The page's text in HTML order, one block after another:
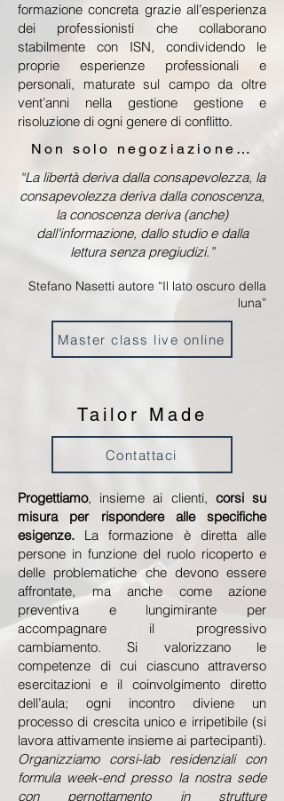
formazione concreta grazie all’esperienza
dei professionisti che collaborano
stabilmente con ISN, condividendo le
proprie esperienze professionali e
personali, maturate sul campo da oltre
vent’anni nella gestione gestione e
risoluzione di ogni genere di conflitto.
Non solo negoziazione…
“La libertà deriva dalla consapevolezza, la
consapevolezza deriva dalla conoscenza,
la conoscenza deriva (anche)
dall'informazione, dallo studio e dalla
lettura senza pregiudizi.”
Stefano Nasetti autore “Il lato oscuro della
luna”
Master class live online
Tailor Made
Contattaci
Progettiamo, insieme ai clienti, corsi su
misura per rispondere alle specifiche
esigenze. La formazione è diretta alle
persone in funzione del ruolo ricoperto e
delle problematiche che devono essere
affrontate, ma anche come azione
preventiva e lungimirante per
accompagnare il progressivo
cambiamento. Si valorizzano le
competenze di cui ciascuno attraverso
esercitazioni e il coinvolgimento diretto
dell’aula; ogni incontro diviene un
processo di crescita unico e irripetibile (si
lavora attivamente insieme ai partecipanti).
Organizziamo corsi-lab residenziali con
formula week-end presso la nostra sede
con pernottamento in strutture